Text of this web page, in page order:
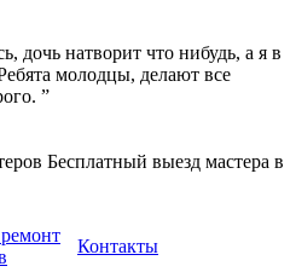
дочь натворит что нибудь, а я в
молодцы, делают все
”
Бесплатный выезд мастера в
Контакты